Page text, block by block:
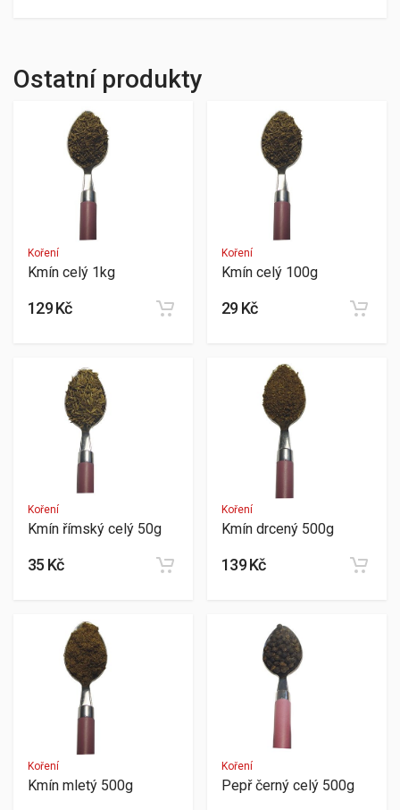
Ostatní produkty
Koření
Kmín celý 1kg
129 Kč
Koření
Kmín celý 100g
29 Kč
Koření
Kmín římský celý 50g
35 Kč
Koření
Kmín drcený 500g
139 Kč
Koření
Kmín mletý 500g
Koření
Pepř černý celý 500g